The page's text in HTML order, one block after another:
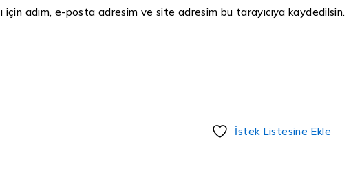
için adım, e-posta adresim ve site adresim bu tarayıcıya kaydedilsin.
İstek Listesine Ekle